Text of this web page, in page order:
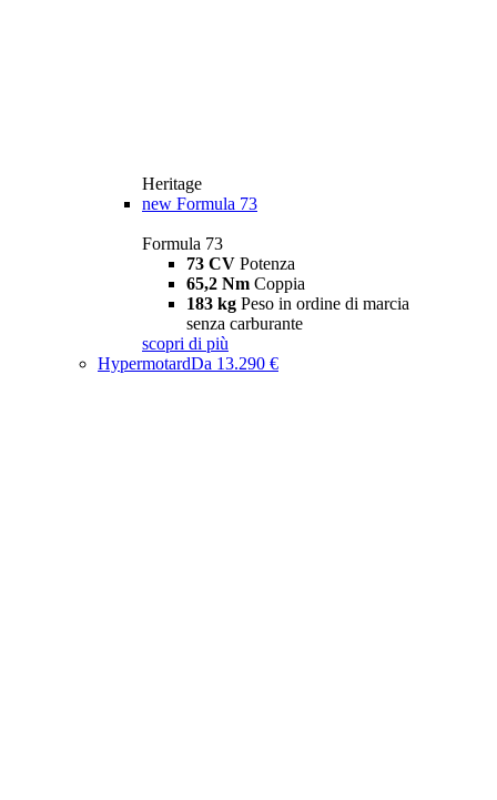
Heritage
new Formula 73
Formula 73
73 CV Potenza
65,2 Nm Coppia
183 kg Peso in ordine di marcia
senza carburante
scopri di più
HypermotardDa 13.290 €